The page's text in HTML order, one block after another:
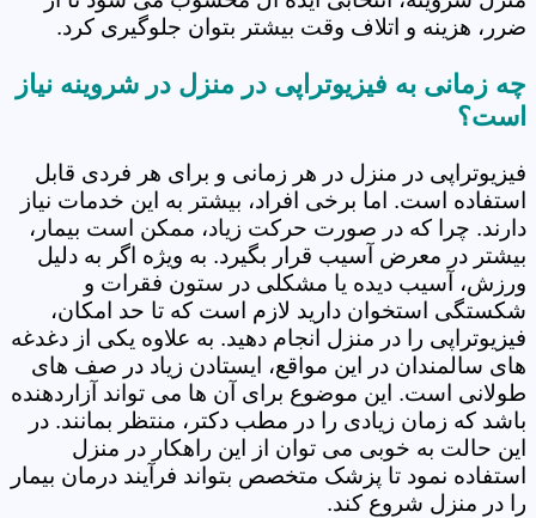
ضرر، هزینه و اتلاف وقت بیشتر بتوان جلوگیری کرد.
چه زمانی به فیزیوتراپی در منزل در شروینه نیاز
است؟
فیزیوتراپی در منزل در هر زمانی و برای هر فردی قابل
استفاده است. اما برخی افراد، بیشتر به این خدمات نیاز
دارند. چرا که در صورت حرکت زیاد، ممکن است بیمار،
بیشتر در معرض آسیب قرار بگیرد. به ویژه اگر به دلیل
ورزش، آسیب دیده یا مشکلی در ستون فقرات و
شکستگی استخوان دارید لازم است که تا حد امکان،
فیزیوتراپی را در منزل انجام دهید. به علاوه یکی از دغدغه
های سالمندان در این مواقع، ایستادن زیاد در صف های
طولانی است. این موضوع برای آن ها می تواند آزاردهنده
باشد که زمان زیادی را در مطب دکتر، منتظر بمانند. در
این حالت به خوبی می توان از این راهکار در منزل
استفاده نمود تا پزشک متخصص بتواند فرآیند درمان بیمار
را در منزل شروع کند.